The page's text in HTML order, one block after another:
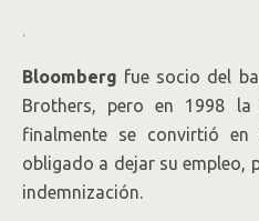
.
Bloomberg fue socio del
Brothers, pero en 1998
finalmente se convirtió en
obligado a dejar su empleo,
indemnización.